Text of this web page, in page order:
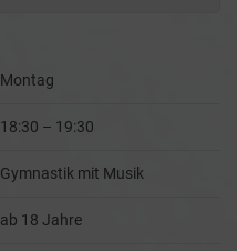
Montag
18:30 – 19:30
Gymnastik mit Musik
ab 18 Jahre